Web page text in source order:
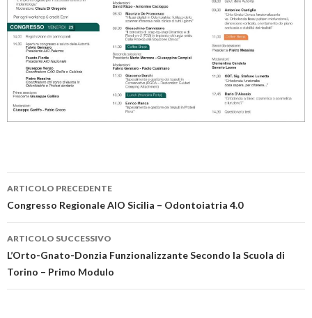
Navigazione
articolo
ARTICOLO PRECEDENTE
Congresso Regionale AIO Sicilia – Odontoiatria 4.0
ARTICOLO SUCCESSIVO
L’Orto-Gnato-Donzia Funzionalizzante Secondo la Scuola di
Torino – Primo Modulo